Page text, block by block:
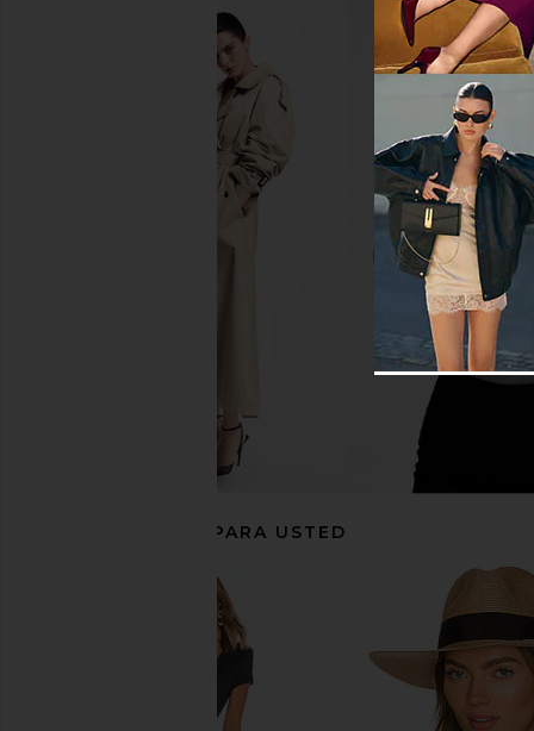
Vix Swimwear Ney T Back Triangle
Bikini Top in Firenze Beach Front
Previous price:
BLUEBELLA Crop
$200
BLUEBELLA Marisa Bra in White &
BLUEBELLA Marabel
RECOMENDADO PARA USTED